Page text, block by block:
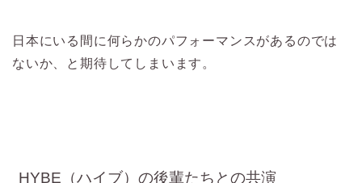
日本にいる間に何らかのパフォーマンスがあるのでは
ないか、と期待してしまいます。
HYBE（ハイブ）の後輩たちとの共演